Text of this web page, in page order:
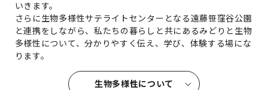
いきます。
さらに生物多様性サテライトセンターとなる遠藤笹窪谷公園
と連携をしながら、 私たちの暮らしと共にあるみどりと生物
多様性について、分かりやすく伝え、学び、体験する場にな
ります。
生物多様性について